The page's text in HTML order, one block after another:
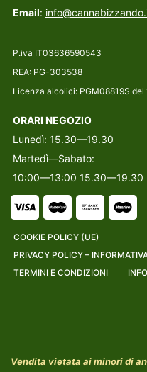
Email:
P.iva IT03636590543
REA: PG-303538
Licenza alcolici: PGM08819S
ORARI NEGOZIO
Lunedì: 15.30—19.30
Martedì—Sabato:
10:00—13:00 15.30—19.30
COOKIE POLICY (UE)
PRIVACY POLICY –
TERMINI E CONDIZIONI
Vendita vietata ai minori di